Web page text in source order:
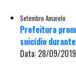
Setembro Amarelo
Prefeitura
suicídio
Data: 28/09/